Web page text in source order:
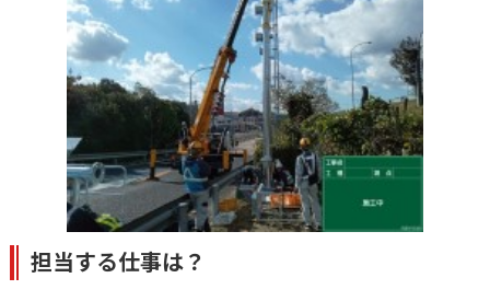
担当する仕事は？